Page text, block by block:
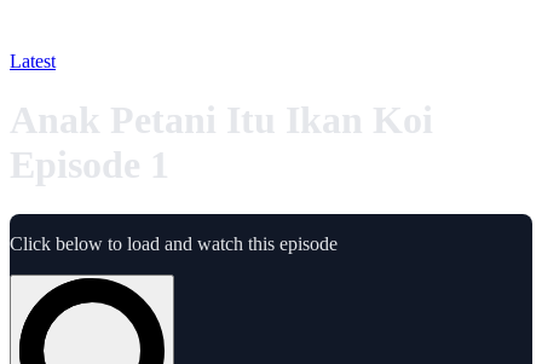
Latest
Anak Petani Itu Ikan Koi
Episode 1
Click below to load and watch this episode